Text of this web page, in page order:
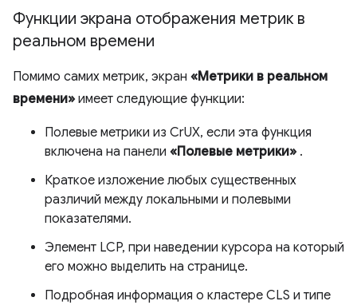
Функции экрана отображения метрик в
реальном времени
Помимо самих метрик, экран «Метрики в реальном
времени» имеет следующие функции:
Полевые метрики из CrUX, если эта функция
включена на панели «Полевые метрики» .
Краткое изложение любых существенных
различий между локальными и полевыми
показателями.
Элемент LCP, при наведении курсора на который
его можно выделить на странице.
Подробная информация о кластере CLS и типе